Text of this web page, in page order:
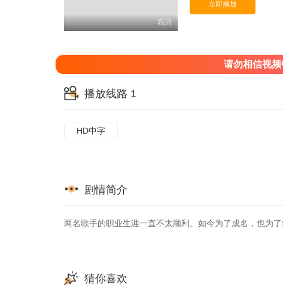
高清
立即播放
请勿相信视频
播放线路 1
HD中字
剧情简介
两名歌手的职业生涯一直不太顺利。如今为了成名，也为了
猜你喜欢